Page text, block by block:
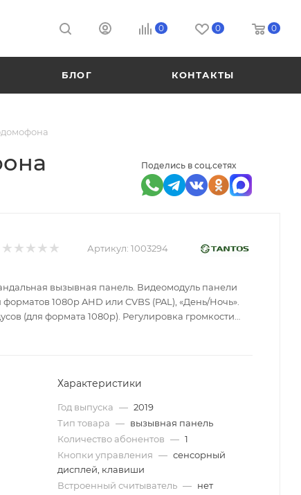
0 0 0
БЛОГ КОНТАКТЫ
Поделись в соц.сетях
Артикул: 1003294
вызывная панель. Видеомодуль панели
1080p AHD или CVBS (PAL), «День/Ночь».
(для формата 1080p). Регулировка громкости
на современных светодиодах с широким углом.
Характеристики
Год выпуска — 2019
Тип товара — вызывная панель
Количество абонентов — 1
Кнопки управления — сенсорный
дисплей, клавиши
Встроенный считыватель — нет